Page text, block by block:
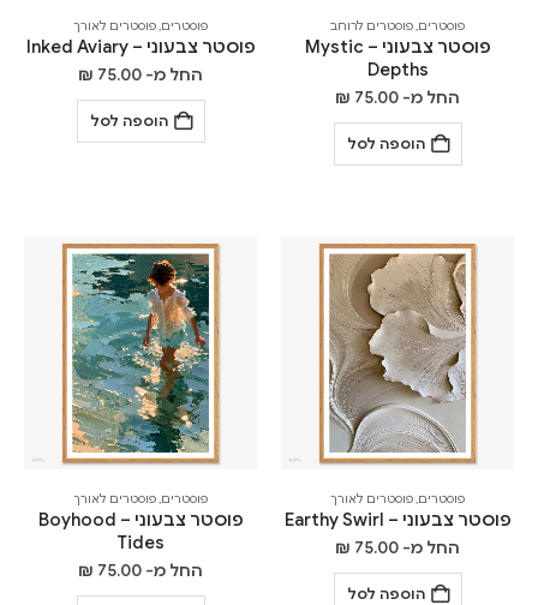
פוסטרים,פוסטרים לרוחב
פוסטר צבעוני – Mystic
Depths
החל מ- ₪ 75.00
הוספה לסל
פוסטרים,פוסטרים לאורך
פוסטר צבעוני – Inked Aviary
החל מ- ₪ 75.00
הוספה לסל
פוסטרים,פוסטרים לאורך
פוסטר צבעוני – Earthy Swirl
החל מ- ₪ 75.00
הוספה לסל
פוסטרים,פוסטרים לאורך
פוסטר צבעוני – Boyhood
Tides
החל מ- ₪ 75.00